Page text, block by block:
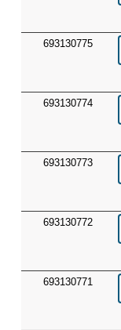
693130775
693130774
693130773
693130772
693130771